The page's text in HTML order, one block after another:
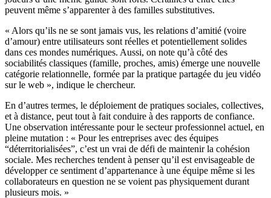
peuvent même s’apparenter à des familles substitutives.
« Alors qu’ils ne se sont jamais vus, les relations d’amitié (voire
d’amour) entre utilisateurs sont réelles et potentiellement solides
dans ces mondes numériques. Aussi, on note qu’à côté des
sociabilités classiques (famille, proches, amis) émerge une nouvelle
catégorie relationnelle, formée par la pratique partagée du jeu vidéo
sur le web », indique le chercheur.
En d’autres termes, le déploiement de pratiques sociales, collectives,
et à distance, peut tout à fait conduire à des rapports de confiance.
Une observation intéressante pour le secteur professionnel actuel, en
pleine mutation : « Pour les entreprises avec des équipes
“déterritorialisées”, c’est un vrai de défi de maintenir la cohésion
sociale. Mes recherches tendent à penser qu’il est envisageable de
développer ce sentiment d’appartenance à une équipe même si les
collaborateurs en question ne se voient pas physiquement durant
plusieurs mois. »